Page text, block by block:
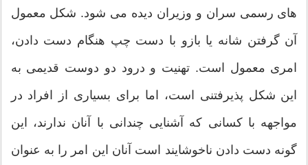
های رسمی سران و وزیران دیده می شود. شکل معمول
آن گرفتن شانه یا بازو با دست چپ هنگام دست دادن،
امری معمول است. تهنیت و درود دو دوست قدیمی به
این شکل پذیرفتنی است، اما برای بسیاری از افراد در
مواجهه با کسانی که آشنایی چندانی با آنان ندارند، این
گونه دست دادن ناخوشایند است آنان این امر را به عنوان